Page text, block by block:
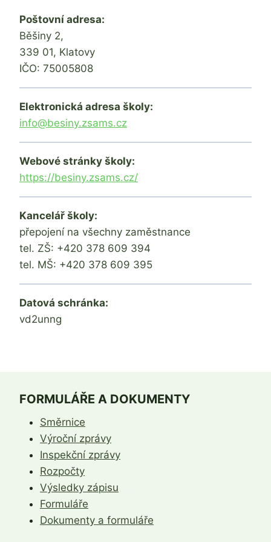
Poštovní adresa:
Běšiny 2,
339 01, Klatovy
IČO: 75005808
Elektronická adresa školy:
info@besiny.zsams.cz
Webové stránky školy:
https://besiny.zsams.cz/
Kancelář školy:
přepojení na všechny zaměstnance
tel. ZŠ: +420 378 609 394
tel. MŠ: +420 378 609 395
Datová schránka:
vd2unng
FORMULÁŘE A DOKUMENTY
Směrnice
Výroční zprávy
Inspekční zprávy
Rozpočty
Výsledky zápisu
Formuláře
Dokumenty a formuláře